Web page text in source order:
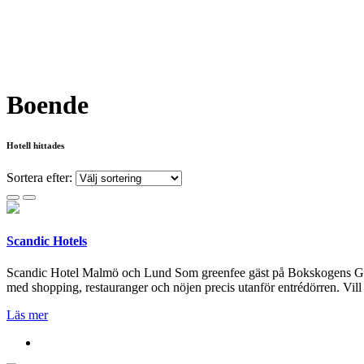
Boende
Hotell hittades
Sortera efter:
Scandic Hotels
Scandic Hotel Malmö och Lund Som greenfee gäst på
med shopping, restauranger och nöjen precis utanför entrédörren.
Läs mer